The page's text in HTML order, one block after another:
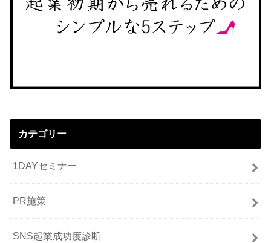
カテゴリー
1DAYセミナー
PR施策
SNS起業成功度診断